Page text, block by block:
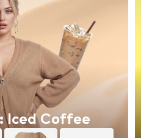
Iced Coffee